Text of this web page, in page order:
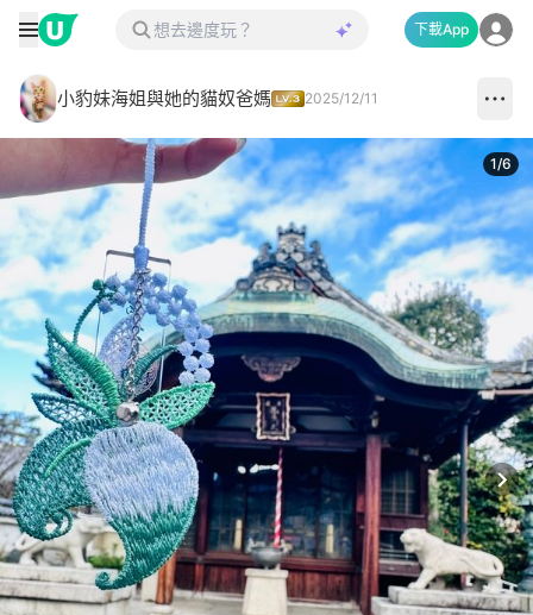
下載App
小豹妹海姐與她的貓奴爸媽 2025/12/11
1/6